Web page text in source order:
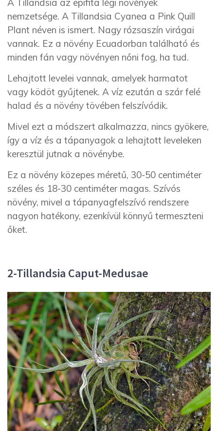
nemzetsége. A Tillandsia Cyanea a Pink Quill
Plant néven is ismert. Nagy rózsaszín virágai
vannak. Ez a növény Ecuadorban található és
minden fán vagy növényen nőni fog, ha tud.
Lehajtott levelei vannak, amelyek harmatot
vagy ködöt gyűjtenek. A víz ezután a szár felé
halad és a növény tövében felszívódik.
Mivel ezt a módszert alkalmazza, nincs gyökere,
így a víz és a tápanyagok a lehajtott leveleken
keresztül jutnak a növénybe.
Ez a növény közepes méretű, 30-50 centiméter
széles és 18-30 centiméter magas. Szívós
növény, mivel a tápanyagfelszívó rendszere
nagyon hatékony, ezenkívül könnyű termeszteni
őket.
2-Tillandsia Caput-Medusae